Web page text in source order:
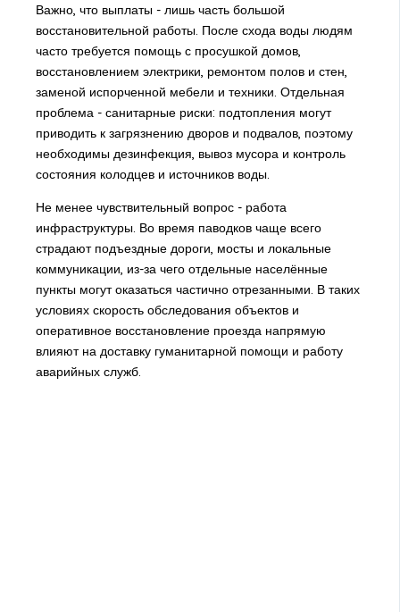
Важно, что выплаты - лишь часть большой
восстановительной работы. После схода воды людям
часто требуется помощь с просушкой домов,
восстановлением электрики, ремонтом полов и стен,
заменой испорченной мебели и техники. Отдельная
проблема - санитарные риски: подтопления могут
приводить к загрязнению дворов и подвалов, поэтому
необходимы дезинфекция, вывоз мусора и контроль
состояния колодцев и источников воды.
Не менее чувствительный вопрос - работа
инфраструктуры. Во время паводков чаще всего
страдают подъездные дороги, мосты и локальные
коммуникации, из-за чего отдельные населённые
пункты могут оказаться частично отрезанными. В таких
условиях скорость обследования объектов и
оперативное восстановление проезда напрямую
влияют на доставку гуманитарной помощи и работу
аварийных служб.